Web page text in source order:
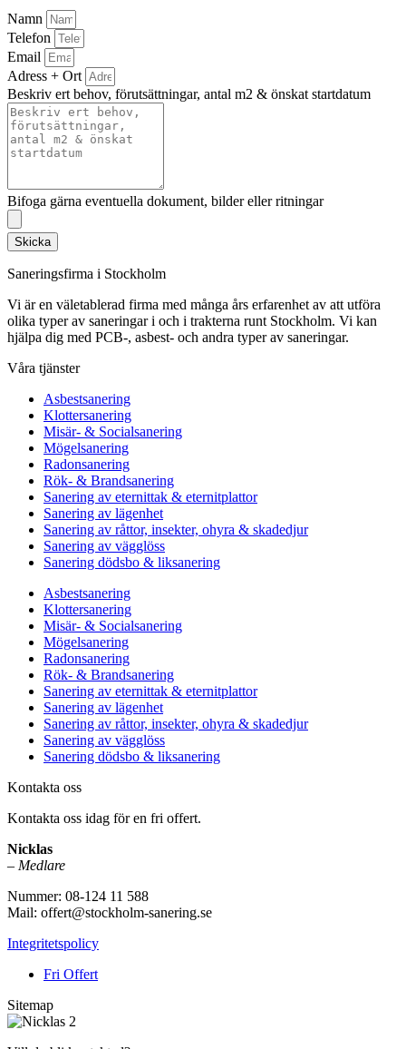
Namn
Telefon
Email
Adress + Ort
Beskriv ert behov, förutsättningar, antal m2 & önskat startdatum
Bifoga gärna eventuella dokument, bilder eller ritningar
Skicka
Saneringsfirma i Stockholm
Vi är en väletablerad firma med många års erfarenhet av att utföra
olika typer av saneringar i och i trakterna runt Stockholm. Vi kan
hjälpa dig med PCB-, asbest- och andra typer av saneringar.
Våra tjänster
Asbestsanering
Klottersanering
Misär- & Socialsanering
Mögelsanering
Radonsanering
Rök- & Brandsanering
Sanering av eternittak & eternitplattor
Sanering av lägenhet
Sanering av råttor, insekter, ohyra & skadedjur
Sanering av vägglöss
Sanering dödsbo & liksanering
Asbestsanering
Klottersanering
Misär- & Socialsanering
Mögelsanering
Radonsanering
Rök- & Brandsanering
Sanering av eternittak & eternitplattor
Sanering av lägenhet
Sanering av råttor, insekter, ohyra & skadedjur
Sanering av vägglöss
Sanering dödsbo & liksanering
Kontakta oss
Kontakta oss idag för en fri offert.
Nicklas
– Medlare
Nummer: 08-124 11 588
Mail: offert@stockholm-sanering.se
Integritetspolicy
Fri Offert
Sitemap